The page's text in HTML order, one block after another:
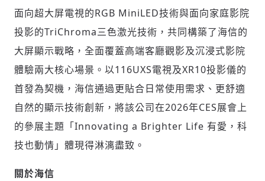
面向超大屏電視的RGB MiniLED技術與面向家庭影院
投影的TriChroma三色激光技術，共同構築了海信的
大屏顯示戰略，全面覆蓋高端客廳觀影及沉浸式影院
體驗兩大核心場景。以116UXS電視及XR10投影儀的
首發為契機，海信通過更貼合日常使用需求、更舒適
自然的顯示技術創新，將該公司在2026年CES展會上
的參展主題「Innovating a Brighter Life 有愛，科
技也動情」體現得淋漓盡致。
關於海信